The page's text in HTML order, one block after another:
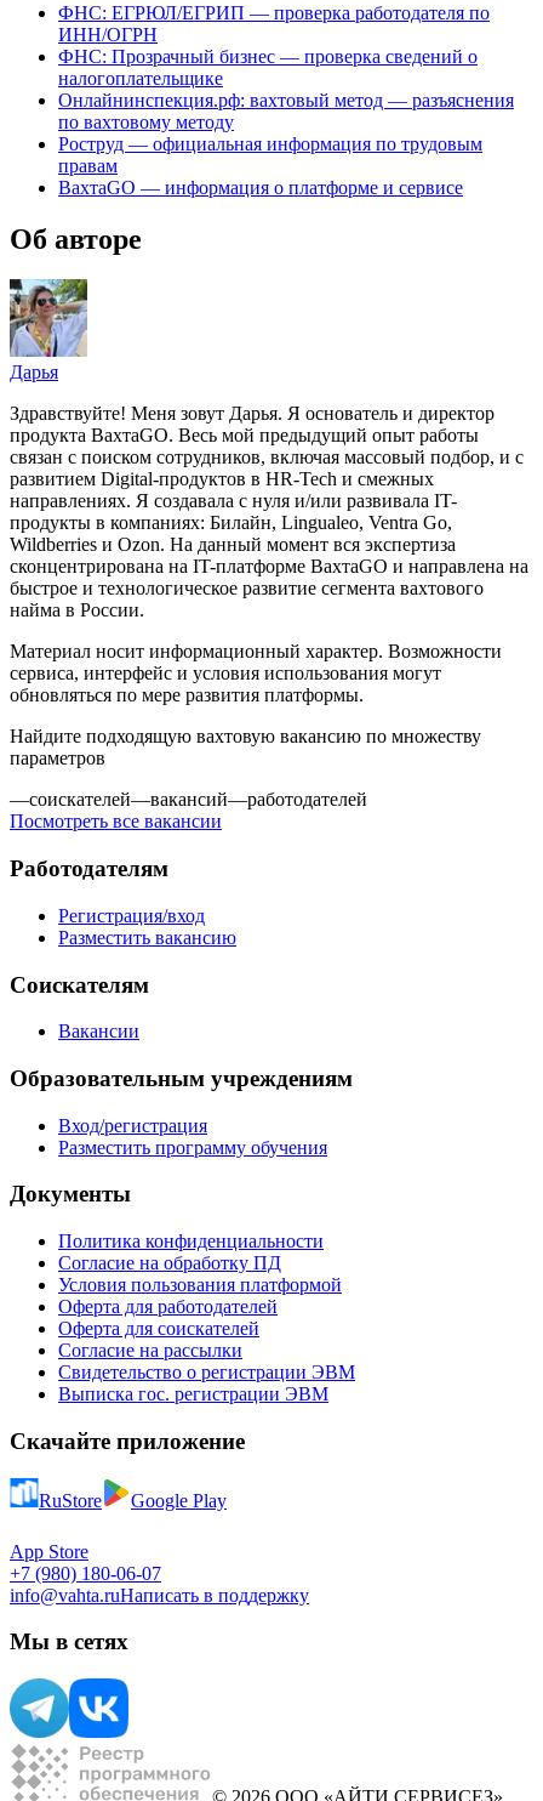
ФНС: ЕГРЮЛ/ЕГРИП — проверка работодателя по
ИНН/ОГРН
ФНС: Прозрачный бизнес — проверка сведений о
налогоплательщике
Онлайнинспекция.рф: вахтовый метод — разъяснения
по вахтовому методу
Роструд — официальная информация по трудовым
правам
ВахтаGO — информация о платформе и сервисе
Об авторе
Дарья
Здравствуйте! Меня зовут Дарья. Я основатель и директор
продукта ВахтаGO. Весь мой предыдущий опыт работы
связан с поиском сотрудников, включая массовый подбор, и с
развитием Digital-продуктов в HR-Tech и смежных
направлениях. Я создавала с нуля и/или развивала IT-
продукты в компаниях: Билайн, Lingualeo, Ventra Go,
Wildberries и Ozon. На данный момент вся экспертиза
сконцентрирована на IT-платформе ВахтаGO и направлена на
быстрое и технологическое развитие сегмента вахтового
найма в России.
Материал носит информационный характер. Возможности
сервиса, интерфейс и условия использования могут
обновляться по мере развития платформы.
Найдите подходящую вахтовую вакансию по множеству
параметров
—соискателей—вакансий—работодателей
Посмотреть все вакансии
Работодателям
Регистрация/вход
Разместить вакансию
Соискателям
Вакансии
Образовательным учреждениям
Вход/регистрация
Разместить программу обучения
Документы
Политика конфиденциальности
Согласие на обработку ПД
Условия пользования платформой
Оферта для работодателей
Оферта для соискателей
Согласие на рассылки
Свидетельство о регистрации ЭВМ
Выписка гос. регистрации ЭВМ
Скачайте приложение
RuStore Google Play
App Store
+7 (980) 180-06-07
info@vahta.ruНаписать в поддержку
Мы в сетях
© 2026 ООО «АЙТИ СЕРВИСЕЗ»